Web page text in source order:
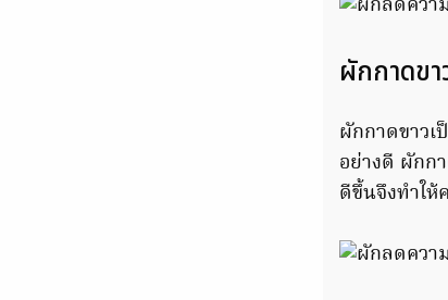
ผักกาดขา
ผักกาดขาวเ
อย่างดี ผักก
ดีขึ้นจึงทำใ